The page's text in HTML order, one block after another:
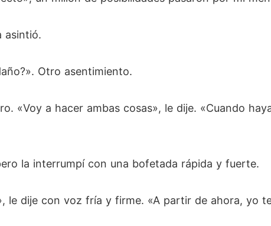
asintió.
Otro asentimiento.
«Voy a hacer ambas cosas», le dije. «Cuando
la interrumpí con una bofetada rápida y fuerte.
le dije con voz fría y firme. «A partir de ahora, yo